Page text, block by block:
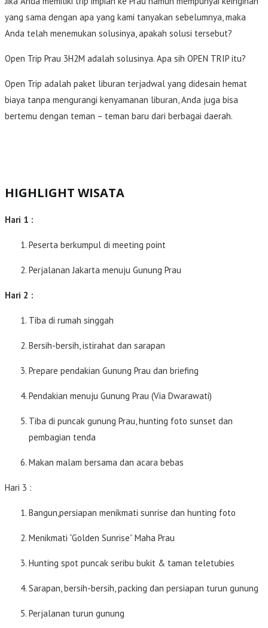
yang sama dengan apa yang kami tanyakan sebelumnya, maka
Anda telah menemukan solusinya, apakah solusi tersebut?
Open Trip Prau 3H2M adalah solusinya. Apa sih OPEN TRIP itu?
Open Trip adalah paket liburan terjadwal yang didesain hemat
biaya tanpa mengurangi kenyamanan liburan, Anda juga bisa
bertemu dengan teman – teman baru dari berbagai daerah.
HIGHLIGHT WISATA
Hari 1 :
Peserta berkumpul di meeting point
Perjalanan Jakarta menuju Gunung Prau
Hari 2 :
Tiba di rumah singgah
Bersih-bersih, istirahat dan sarapan
Prepare pendakian Gunung Prau dan briefing
Pendakian menuju Gunung Prau (Via Dwarawati)
Tiba di puncak gunung Prau, hunting foto sunset dan
pembagian tenda
Makan malam bersama dan acara bebas
Hari 3 :
Bangun,persiapan menikmati sunrise dan hunting foto
Menikmati “Golden Sunrise” Maha Prau
Hunting spot puncak seribu bukit & taman teletubies
Sarapan, bersih-bersih, packing dan persiapan turun gunung
Perjalanan turun gunung